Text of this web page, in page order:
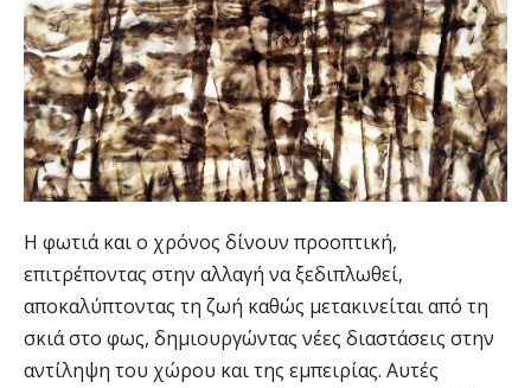
Η φωτιά και ο χρόνος δίνουν προοπτική,
επιτρέποντας στην αλλαγή να ξεδιπλωθεί,
αποκαλύπτοντας τη ζωή καθώς μετακινείται από τη
σκιά στο φως, δημιουργώντας νέες διαστάσεις στην
αντίληψη του χώρου και της εμπειρίας. Αυτές